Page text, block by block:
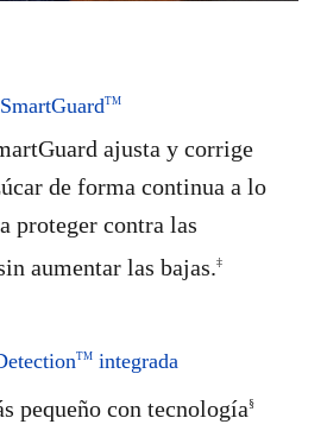
TM
ajusta y corrige
de forma continua a lo
proteger contra las
aumentar las bajas. ‡
TM integrada
pequeño con tecnología§